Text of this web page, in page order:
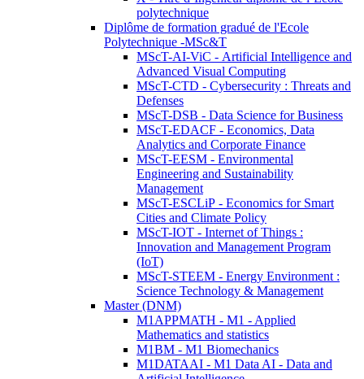
polytechnique
Diplôme de formation gradué de l'Ecole
Polytechnique -MSc&T
MScT-AI-ViC - Artificial Intelligence and
Advanced Visual Computing
MScT-CTD - Cybersecurity : Threats and
Defenses
MScT-DSB - Data Science for Business
MScT-EDACF - Economics, Data
Analytics and Corporate Finance
MScT-EESM - Environmental
Engineering and Sustainability
Management
MScT-ESCLiP - Economics for Smart
Cities and Climate Policy
MScT-IOT - Internet of Things :
Innovation and Management Program
(IoT)
MScT-STEEM - Energy Environment :
Science Technology & Management
Master (DNM)
M1APPMATH - M1 - Applied
Mathematics and statistics
M1BM - M1 Biomechanics
M1DATAAI - M1 Data AI - Data and